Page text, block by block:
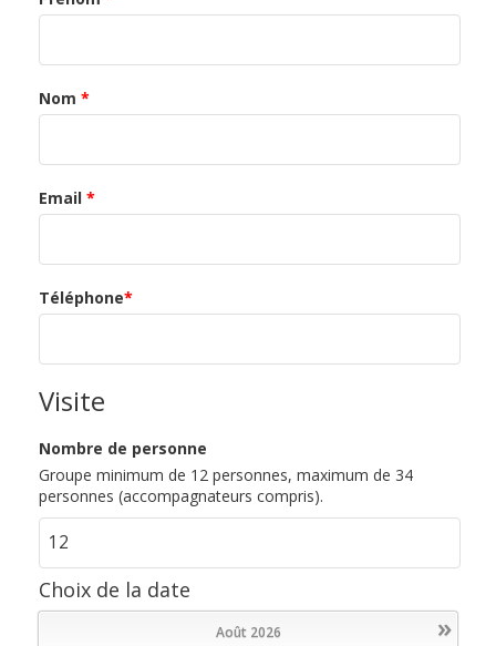
Nom *
Email *
Téléphone*
Visite
Nombre de personne
Groupe minimum de 12 personnes, maximum de 34
personnes (accompagnateurs compris).
Choix de la date
»
Août 2026